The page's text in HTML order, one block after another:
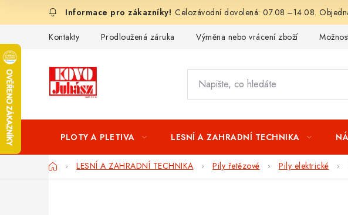
Celozávodní dovolená: 07.08.–14.08.
Kontakty Prodloužená záruka Výměna nebo vrácení zboží
PLOTY A PLETIVA LESNÍ A ZAHRADNÍ TECHNIKA
DomůLESNÍ A ZAHRADNÍ TECHNIKA Pily řetězové Pily elektrické